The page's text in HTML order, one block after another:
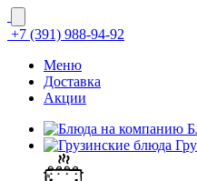
+7 (391) 988-94-92
Меню
Доставка
Акции